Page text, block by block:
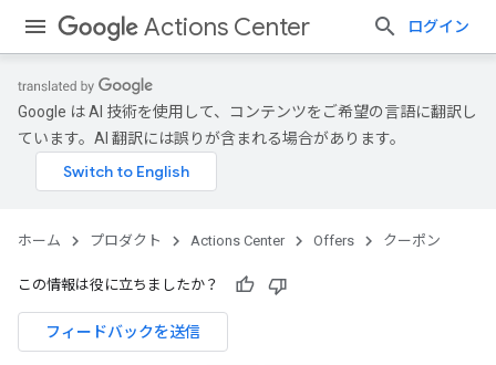
Actions Center ログイン
Google は AI 技術を使用して、コンテンツをご希望の言語に翻訳し
ています。AI 翻訳には誤りが含まれる場合があります。
ホーム プロダクト Actions Center Offers クーポン
この情報は役に立ちましたか？
フィードバックを送信